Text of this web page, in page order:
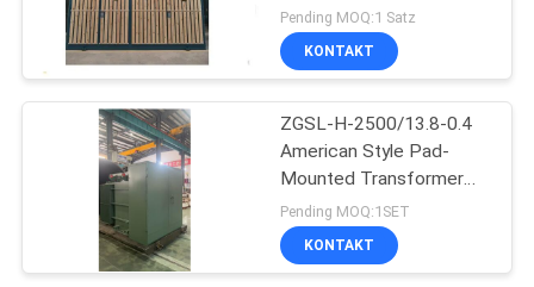
VERBINDUNG
NACHRICHTEN
FORDERN
SIE EIN
ZITAT
Ölgeschützter
Transformator
55
Edelstahlschalen und
630A Nennstrom
Pending MOQ:1 Satz
KONTAKT
ZGSL-H-2500/13.8-0.4
American Style Pad-
Mounted Transformer
mit 2500 kVA Kapazität
und ONAN Kühlung
Pending MOQ:1SET
KONTAKT